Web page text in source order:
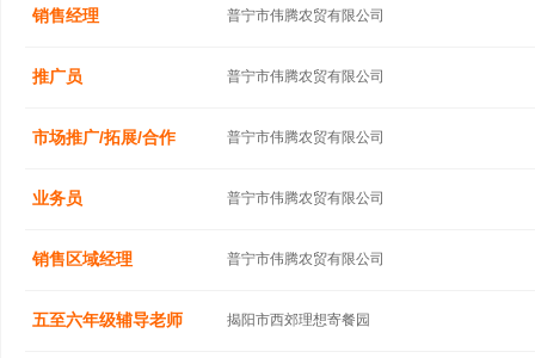
销售经理 普宁市伟腾农贸有限公司
推广员 普宁市伟腾农贸有限公司
市场推广/拓展/合作 普宁市伟腾农贸有限公司
业务员 普宁市伟腾农贸有限公司
销售区域经理 普宁市伟腾农贸有限公司
五至六年级辅导老师 揭阳市西郊理想寄餐园